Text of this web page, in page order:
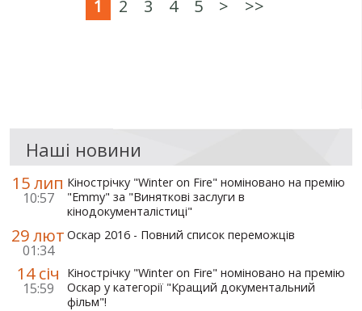
1 2 3 4 5 > >>
Наші новини
15 лип
10:57
Кінострічку "Winter on Fire" номіновано на премію
"Emmy" за "Виняткові заслуги в
кінодокументалістиці"
29 лют
01:34
Оскар 2016 - Повний список переможців
14 січ
15:59
Кінострічку "Winter on Fire" номіновано на премію
Оскар у категорії "Кращий документальний
фільм"!